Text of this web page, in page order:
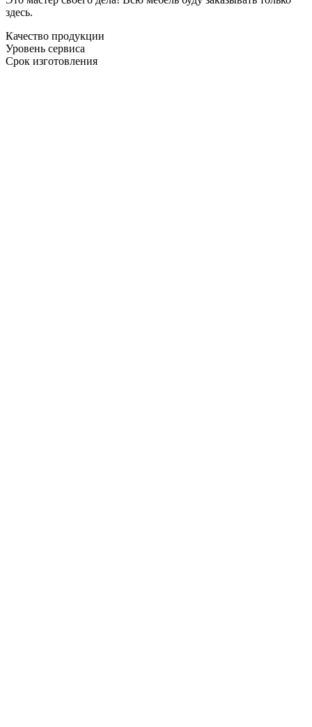
здесь.
Качество продукции
Уровень сервиса
Срок изготовления